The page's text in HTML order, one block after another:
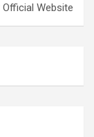
Website